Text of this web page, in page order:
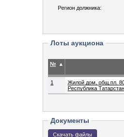
Регион должника:
Лоты аукциона
№ ▲
1
Жилой дом, общ.пл. 80
Республика
Документы